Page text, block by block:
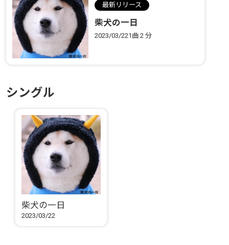
最新リリース
柴犬の一日
2023/03/221曲2 分
シングル
柴犬の一日
2023/03/22